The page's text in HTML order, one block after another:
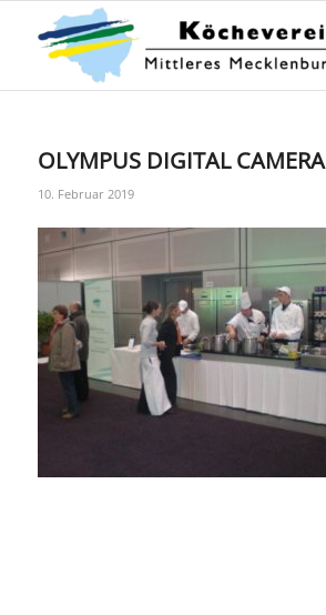
OLYMPUS DIGITAL CAMERA
10. Februar 2019